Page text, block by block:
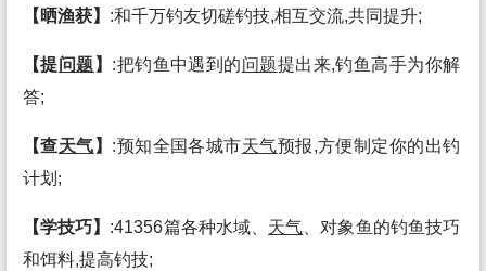
【晒渔获】 :和千万钓友切磋钓技,相互交流,共同提升;
【提问题 】 :把钓鱼中遇到的问题提出来,钓鱼高手为你解
答;
【查天气 】 :预知全国各城市天气预报,方便制定你的出钓
计划;
【学技巧】 :41356篇各种水域、 天气 、对象鱼的钓鱼技巧
和饵料,提高钓技;